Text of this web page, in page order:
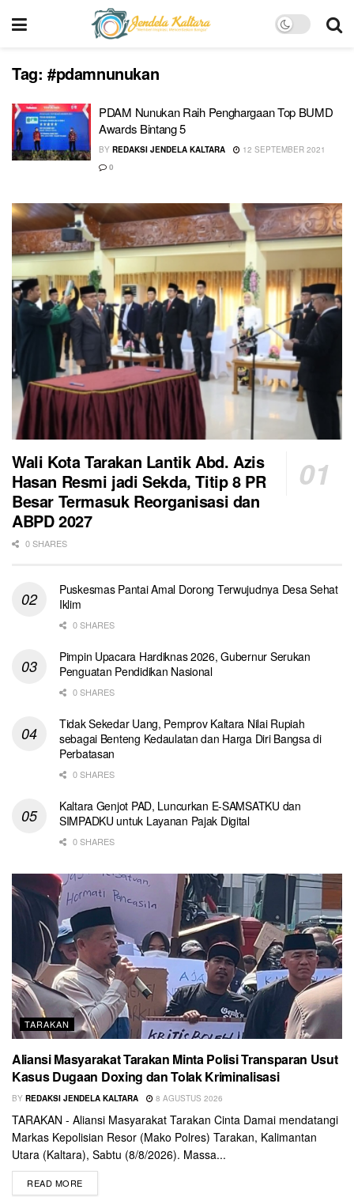
Tag: #pdamnunukan
PDAM Nunukan Raih Penghargaan Top BUMD
Awards Bintang 5
BY REDAKSI JENDELA KALTARA
12 SEPTEMBER 2021
0
Wali Kota Tarakan Lantik Abd. Azis
Hasan Resmi jadi Sekda, Titip 8 PR
Besar Termasuk Reorganisasi dan
ABPD 2027
0 SHARES
Puskesmas Pantai Amal Dorong Terwujudnya Desa Sehat
Iklim
0 SHARES
Pimpin Upacara Hardiknas 2026, Gubernur Serukan
Penguatan Pendidikan Nasional
0 SHARES
Tidak Sekedar Uang, Pemprov Kaltara Nilai Rupiah
sebagai Benteng Kedaulatan dan Harga Diri Bangsa di
Perbatasan
0 SHARES
Kaltara Genjot PAD, Luncurkan E-SAMSATKU dan
SIMPADKU untuk Layanan Pajak Digital
0 SHARES
TARAKAN
Aliansi Masyarakat Tarakan Minta Polisi Transparan Usut
Kasus Dugaan Doxing dan Tolak Kriminalisasi
BY REDAKSI JENDELA KALTARA 8 AGUSTUS 2026
TARAKAN - Aliansi Masyarakat Tarakan Cinta Damai mendatangi
Markas Kepolisian Resor (Mako Polres) Tarakan, Kalimantan
Utara (Kaltara), Sabtu (8/8/2026). Massa...
READ MORE